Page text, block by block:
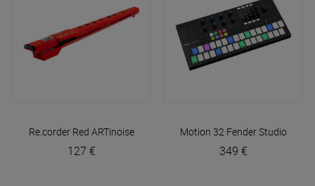
Re.corder Red ARTinoise
127 €
Motion 32 Fender Studio
349 €